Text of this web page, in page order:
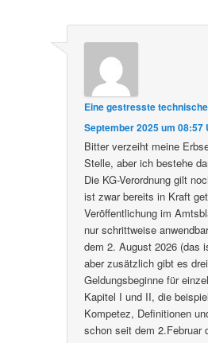
Eine gestresste
September 2025 um 08:57
Bitter verzeiht meine
Stelle, aber ich bestehe
Die KG-Verordnung gilt
ist zwar bereits in Kraft
Veröffentlichung im
nur schrittweise
dem 2. August 2026 (das
aber zusätzlich gibt es
Geldungsbeginne für
Kapitel I und II, die
Kompetez, Definitionen
schon seit dem 2.Februar